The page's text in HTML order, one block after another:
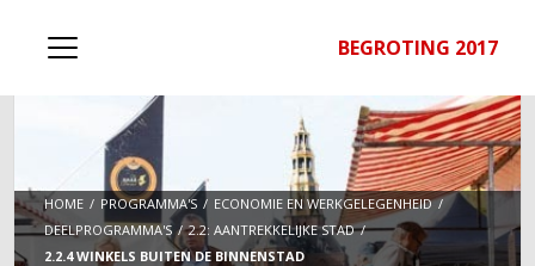
BEGROTING 2017
HOME PROGRAMMA'S
ECONOMIE EN WERKGELEGENHEID
DEELPROGRAMMA'S
2.2: AANTREKKELIJKE STAD
2.2.4 WINKELS BUITEN DE BINNENSTAD